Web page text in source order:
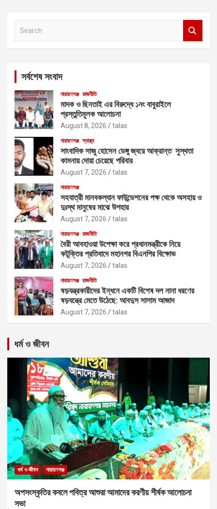
সর্বশেষ সংবাদ
নারায়ণগঞ্জ রাজনীতি
মাদক ও ছিনতাই এর বিরুদ্ধে ১নং বাবুরাইলে
প্রস্তুতিমূলক আলোচনা
August 8, 2026 talas
নারায়ণগঞ্জ স্বাস্থ্য
সাংবাদিক সাজু হোসেন ডেঙ্গু জ্বরে আক্রান্ত সুস্থতা
কামনায় দোয়া চেয়েছে পরিবার
August 7, 2026 talas
নারায়ণগঞ্জ
সহযাত্রী মানবকল্যান ফাউন্ডেশনের পক্ষ থেকে অসহায় ও
দুঃস্থ মানুষের মাঝে উপহার
August 7, 2026 talas
নারায়ণগঞ্জ রাজনীতি
বৈরী আবহাওয়া উপেক্ষা করে প্রধানমন্ত্রীকে নিয়ে
কটূক্তির প্রতিবাদে মহানগর বিএনপির বিক্ষোভ
August 7, 2026 talas
নারায়ণগঞ্জ রাজনীতি
ষড়যন্ত্রকারীদের ইন্ধনে একটি বিশেষ দল নানা ধরণের
ষড়যন্ত্রে মেতে উঠেছে: আবদুস সালাম আজাদ
August 7, 2026 talas
ধর্ম ও জীবন
ধর্ম ও জীবন নারায়ণগঞ্জ
অপসংস্কৃতির কবলে পবিত্র আশুরা আমাদের করণীয় শীর্ষক আলোচনা
সভা